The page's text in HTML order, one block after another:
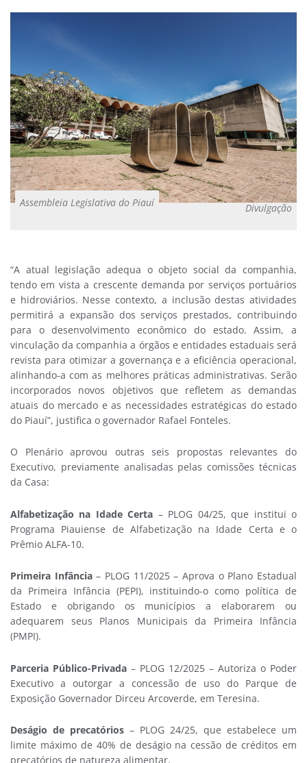
Assembleia Legislativa do Piauí Divulgação
“A atual legislação adequa o objeto social da companhia,
tendo em vista a crescente demanda por serviços portuários
e hidroviários. Nesse contexto, a inclusão destas atividades
permitirá a expansão dos serviços prestados, contribuindo
para o desenvolvimento econômico do estado. Assim, a
vinculação da companhia a órgãos e entidades estaduais será
revista para otimizar a governança e a eficiência operacional,
alinhando-a com as melhores práticas administrativas. Serão
incorporados novos objetivos que refletem as demandas
atuais do mercado e as necessidades estratégicas do estado
do Piauí”, justifica o governador Rafael Fonteles.
O Plenário aprovou outras seis propostas relevantes do
Executivo, previamente analisadas pelas comissões técnicas
da Casa:
Alfabetização na Idade Certa – PLOG 04/25, que institui o
Programa Piauiense de Alfabetização na Idade Certa e o
Prêmio ALFA-10.
Primeira Infância– PLOG 11/2025 – Aprova o Plano Estadual
da Primeira Infância (PEPI), instituindo-o como política de
Estado e obrigando os municípios a elaborarem ou
adequarem seus Planos Municipais da Primeira Infância
(PMPI).
Parceria Público-Privada – PLOG 12/2025 – Autoriza o Poder
Executivo a outorgar a concessão de uso do Parque de
Exposição Governador Dirceu Arcoverde, em Teresina.
Deságio de precatórios – PLOG 24/25, que estabelece um
limite máximo de 40% de deságio na cessão de créditos em
precatórios de natureza alimentar.